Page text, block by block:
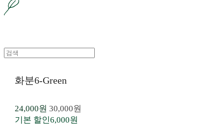
화분6-Green
24,000원 30,000원
기본 할인6,000원